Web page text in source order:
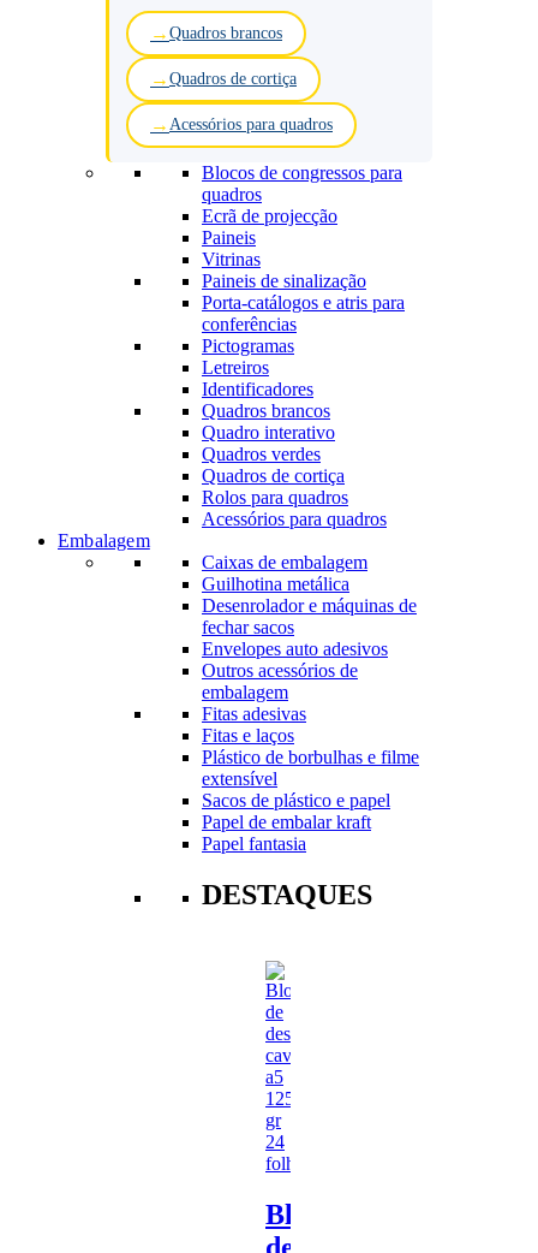
Quadros brancos
Quadros de cortiça
Acessórios para quadros
Blocos de congressos para
quadros
Ecrã de projecção
Paineis
Vitrinas
Paineis de sinalização
Porta-catálogos e atris para
conferências
Pictogramas
Letreiros
Identificadores
Quadros brancos
Quadro interativo
Quadros verdes
Quadros de cortiça
Rolos para quadros
Acessórios para quadros
Embalagem
Caixas de embalagem
Guilhotina metálica
Desenrolador e máquinas de
fechar sacos
Envelopes auto adesivos
Outros acessórios de
embalagem
Fitas adesivas
Fitas e laços
Plástico de borbulhas e filme
extensível
Sacos de plástico e papel
Papel de embalar kraft
Papel fantasia
DESTAQUES
Bloco
de